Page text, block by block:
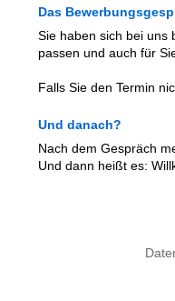
Das
Sie haben sich bei uns
passen und auch für
Falls Sie den Termin
Und danach?
Nach dem Gespräch
Und dann heißt es: